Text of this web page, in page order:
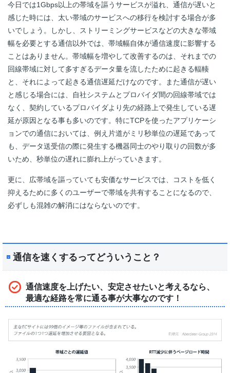
今日では1Gbps以上の帯域を謳うサービスが溢れ、通信が遅いと
感じた時には、太い帯域のサービスへの移行を検討する場合が多
いでしょう。しかし、ストリーミングサービスなどの大きな帯域
幅を必要とする通信以外では、帯域幅自体が通信速度に影響する
ことはありません。帯域幅を増やして改善するのは、それまでの
回線帯域に対して多すぎるデータ量を流したために起きる輻輳
と、それによって起きる通信遅延だけなのです。また通信が遅い
と感じる場合には、自社システムとプロバイダ間の回線帯域では
なく、契約しているプロバイダより先の経路上で発生している遅
延が原因となる事も多いのです。特にTCPを使ったアプリケーシ
ョンでの通信においては、例え片道がミリ秒単位の遅延であって
も、データ送受信の際に発生する機器同士のやり取りの回数が多
いため、秒単位の遅れに膨れ上がっていきます。
更に、広帯域を謳っていても安価なサービスでは、コストを低く
抑えるために多くのユーザーで帯域を共有することになるので、
必ずしも混雑の解消にはならないのです。
通信を速くするってどういうこと？
通信速度を上げたい、安定させたいと考えるなら、
最適な経路を常に通る事が大事なのです！